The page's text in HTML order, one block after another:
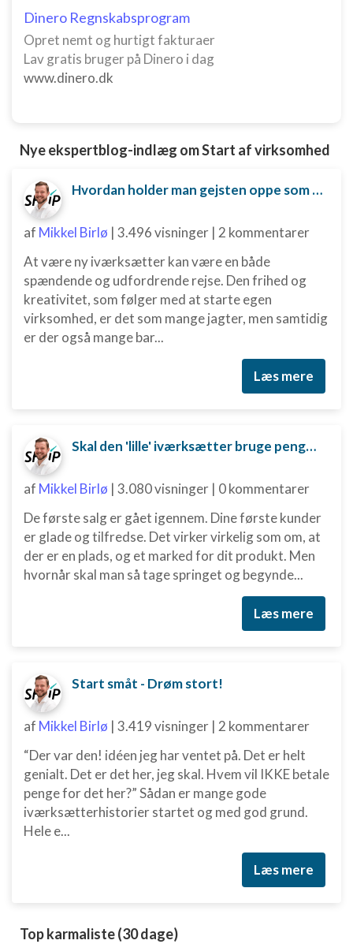
Dinero Regnskabsprogram
Opret nemt og hurtigt fakturaer
Lav gratis bruger på Dinero i dag
www.dinero.dk
Nye ekspertblog-indlæg om Start af virksomhed
Hvordan holder man gejsten oppe som ny iværksætter?
af Mikkel Birlø | 3.496 visninger | 2 kommentarer
At være ny iværksætter kan være en både
spændende og udfordrende rejse. Den frihed og
kreativitet, som følger med at starte egen
virksomhed, er det som mange jagter, men samtidig
er der også mange bar...
Læs mere
Skal den 'lille' iværksætter bruge penge på digital marketing?
af Mikkel Birlø | 3.080 visninger | 0 kommentarer
De første salg er gået igennem. Dine første kunder
er glade og tilfredse. Det virker virkelig som om, at
der er en plads, og et marked for dit produkt. Men
hvornår skal man så tage springet og begynde...
Læs mere
Start småt - Drøm stort!
af Mikkel Birlø | 3.419 visninger | 2 kommentarer
“Der var den! idéen jeg har ventet på. Det er helt
genialt. Det er det her, jeg skal. Hvem vil IKKE betale
penge for det her?” Sådan er mange gode
iværksætterhistorier startet og med god grund.
Hele e...
Læs mere
Top karmaliste (30 dage)